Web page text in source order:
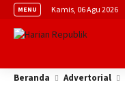
MENU Kamis, 06 Agu 2026
Beranda Advertorial